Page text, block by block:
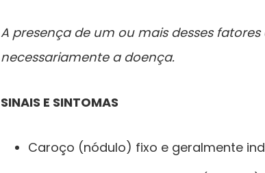
A presença de um ou mais desses
necessariamente a doença.
SINAIS E SINTOMAS
Caroço (nódulo) fixo e geralmente